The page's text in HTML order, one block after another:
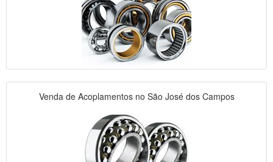
Venda de Acoplamentos no São José dos Campos